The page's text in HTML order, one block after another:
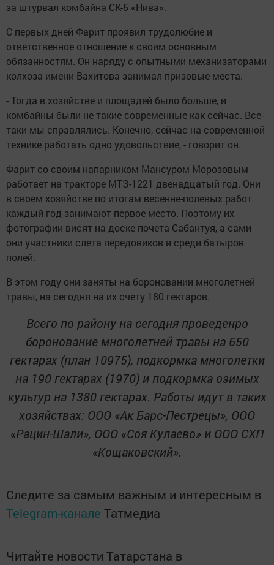
за штурвал комбайна СК-5 «Нива».
С первых дней Фарит проявил трудолюбие и
ответственное отношение к своим основным
обязанностям. Он наряду с опытными механизаторами
колхоза имени Вахитова занимал призовые места.
- Тогда в хозяйстве и площадей было больше, и
комбайны были не такие современные как сейчас. Все-
таки мы справлялись. Конечно, сейчас на современной
технике работать одно удовольствие, - говорит он.
Фарит со своим напарником Мансуром Морозовым
работает на тракторе МТЗ-1221 двенадцатый год. Они
в своем хозяйстве по итогам весенне-полевых работ
каждый год занимают первое место. Поэтому их
фотографии висят на доске почета Сабантуя, а сами
они участники слета передовиков и среди батыров
полей.
В этом году они заняты на бороновании многолетней
травы, на сегодня на их счету 180 гектаров.
Всего по району на сегодня проведенро
боронование многолетней травы на 650
гектарах (план 10975), подкормка многолетки
на 190 гектарах (1970) и подкормка озимых
культур на 1380 гектарах. Работы идут в таких
хозяйствах: ООО «Ак Барс-Пестрецы», ООО
«Рацин-Шали», ООО «Соя Кулаево» и ООО СХП
«Кощаковский».
Следите за самым важным и интересным в
Telegram-канале Татмедиа
Читайте новости Татарстана в